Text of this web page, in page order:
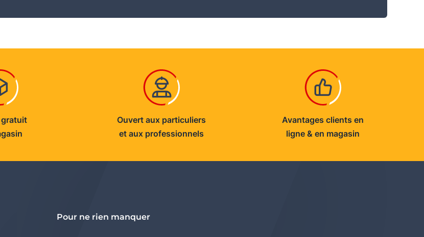
gratuit
Ouvert aux particuliers
et aux professionnels
Avantages clients en
ligne & en magasin
Pour ne rien manquer